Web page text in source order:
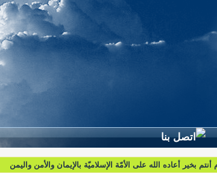
اتّصلوا بنا على البريد التّالي: